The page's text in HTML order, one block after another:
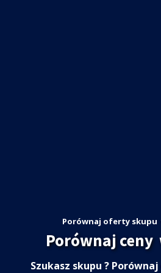
Porównaj oferty skupu
Porównaj ceny
Szukasz skupu ?